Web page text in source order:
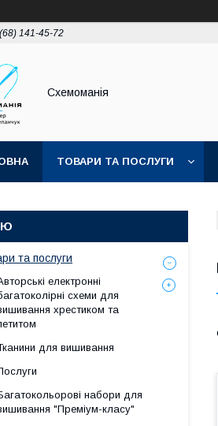
141-45-72
Схемоманія
ТОВАРИ ТА ПОСЛУГИ
та послуги
електронні
схеми для
хрестиком та
для вишивання
набори для
"Преміум-класу"